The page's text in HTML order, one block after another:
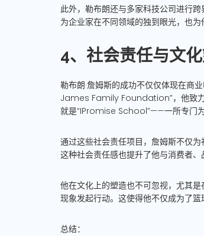
此外，勒布朗还与多家科技公司进行
为企业家在不同领域的独到眼光，也为
4、社会责任与文
勒布朗·詹姆斯的成功不仅仅体现在商
James Family Foundation”，他致力
就是“IPromise School”——一所专门为
通过这些社会责任项目，詹姆斯不仅
这种社会责任感也提升了他与消费者、
他在文化上的塑造也不可忽视，尤其
现象发起行动。这使得他不仅成为了篮
总结：